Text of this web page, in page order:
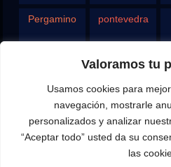
Valoramos tu
Usamos cookies para
navegación, mostrarle
personalizados y analizar
“Aceptar todo” usted da su
las
Pergamino pontevedra
Tango teatro